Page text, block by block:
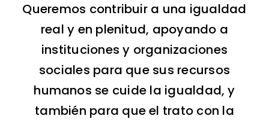
Queremos contribuir a una igualdad
real y en plenitud, apoyando a
instituciones y organizaciones
sociales para que sus recursos
humanos se cuide la igualdad, y
también para que el trato con la